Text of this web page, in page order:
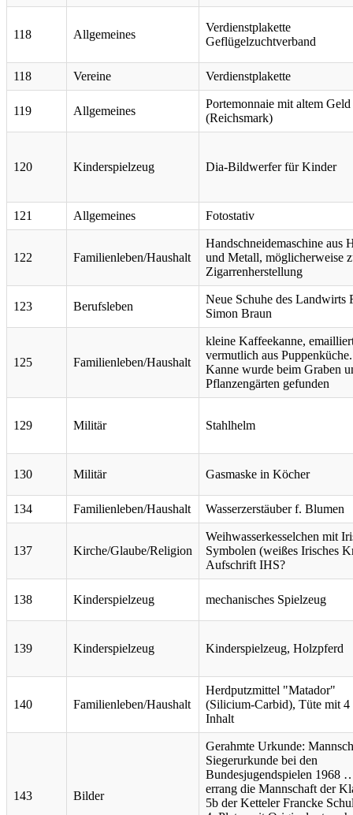
118 Allgemeines
Verdienstplakette
Geflügelzuchtverband
118 Vereine Verdienstplakette
119 Allgemeines
Portemonnaie mit altem Geld
(Reichsmark)
120 Kinderspielzeug Dia-Bildwerfer für Kinder
121 Allgemeines Fotostativ
122 Familienleben/Haushalt
Handschneidemaschine aus
und Metall, möglicherweise
Zigarrenherstellung
123 Berufsleben
Neue Schuhe des Landwirts
Simon Braun
125 Familienleben/Haushalt
kleine Kaffeekanne,
vermutlich aus
Kanne wurde beim Graben
Pflanzengärten gefunden
129 Militär Stahlhelm
130 Militär Gasmaske in Köcher
134 Familienleben/Haushalt Wasserzerstäuber f. Blumen
137 Kirche/Glaube/Religion
Weihwasserkesselchen mit
Symbolen (weißes Irisches
Aufschrift IHS?
138 Kinderspielzeug mechanisches Spielzeug
139 Kinderspielzeug Kinderspielzeug, Holzpferd
140 Familienleben/Haushalt
Herdputzmittel "Matador"
(Silicium-Carbid), Tüte mit 4
Inhalt
143 Bilder
Gerahmte Urkunde:
Siegerurkunde bei den
Bundesjugendspielen 1968
errang die Mannschaft der
5b der Ketteler Francke